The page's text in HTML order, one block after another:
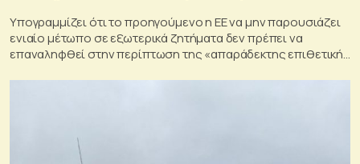
Υπογραμμίζει ότι το προηγούμενο η ΕΕ να μην παρουσιάζει
ενιαίο μέτωπο σε εξωτερικά ζητήματα δεν πρέπει να
επαναληφθεί στην περίπτωση της «απαράδεκτης επιθετικής